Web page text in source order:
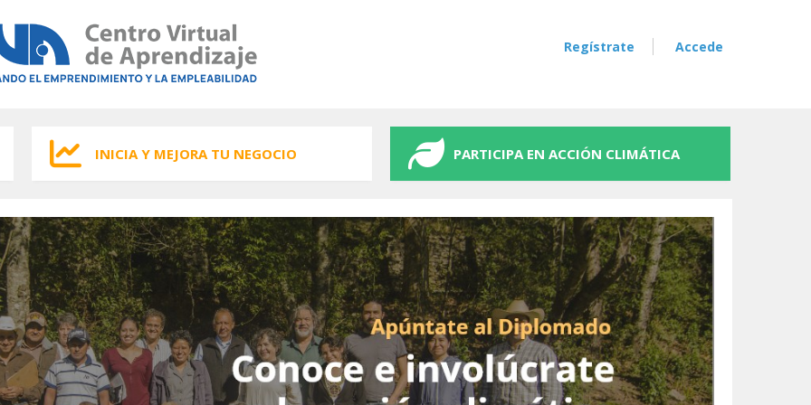
Regístrate Accede
INICIA Y MEJORA TU NEGOCIO PARTICIPA EN ACCIÓN CLIMÁTICA